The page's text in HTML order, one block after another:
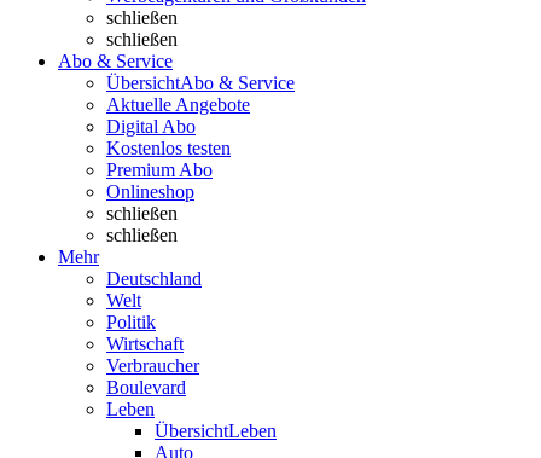
schließen
schließen
Abo & Service
ÜbersichtAbo & Service
Aktuelle Angebote
Digital Abo
Kostenlos testen
Premium Abo
Onlineshop
schließen
schließen
Mehr
Deutschland
Welt
Politik
Wirtschaft
Verbraucher
Boulevard
Leben
ÜbersichtLeben
Auto